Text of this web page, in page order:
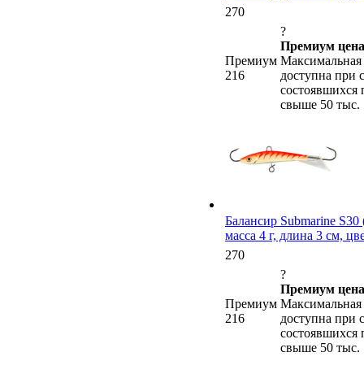
270
Премиум
216
?
Премиум
доступна при
состоявшихся
свыше 50 тыс.
Балансир Submarine
масса 4 г, длина 3 см,
270
Премиум
216
?
Премиум
доступна при
состоявшихся
свыше 50 тыс.